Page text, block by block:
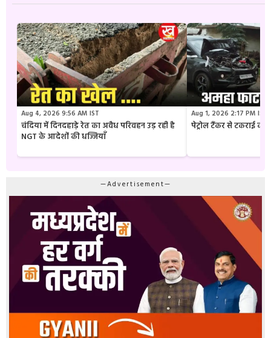
Aug 4, 2026 9:56 AM IST
चंदिया में दिनदहाड़े रेत का अवैध परिवहन उड़ रही है
NGT के आदेशों की धज्जियाँ
Aug 1, 2026 2:17 PM IST
पेट्रोल टैंकर से टकराई
—Advertisement—